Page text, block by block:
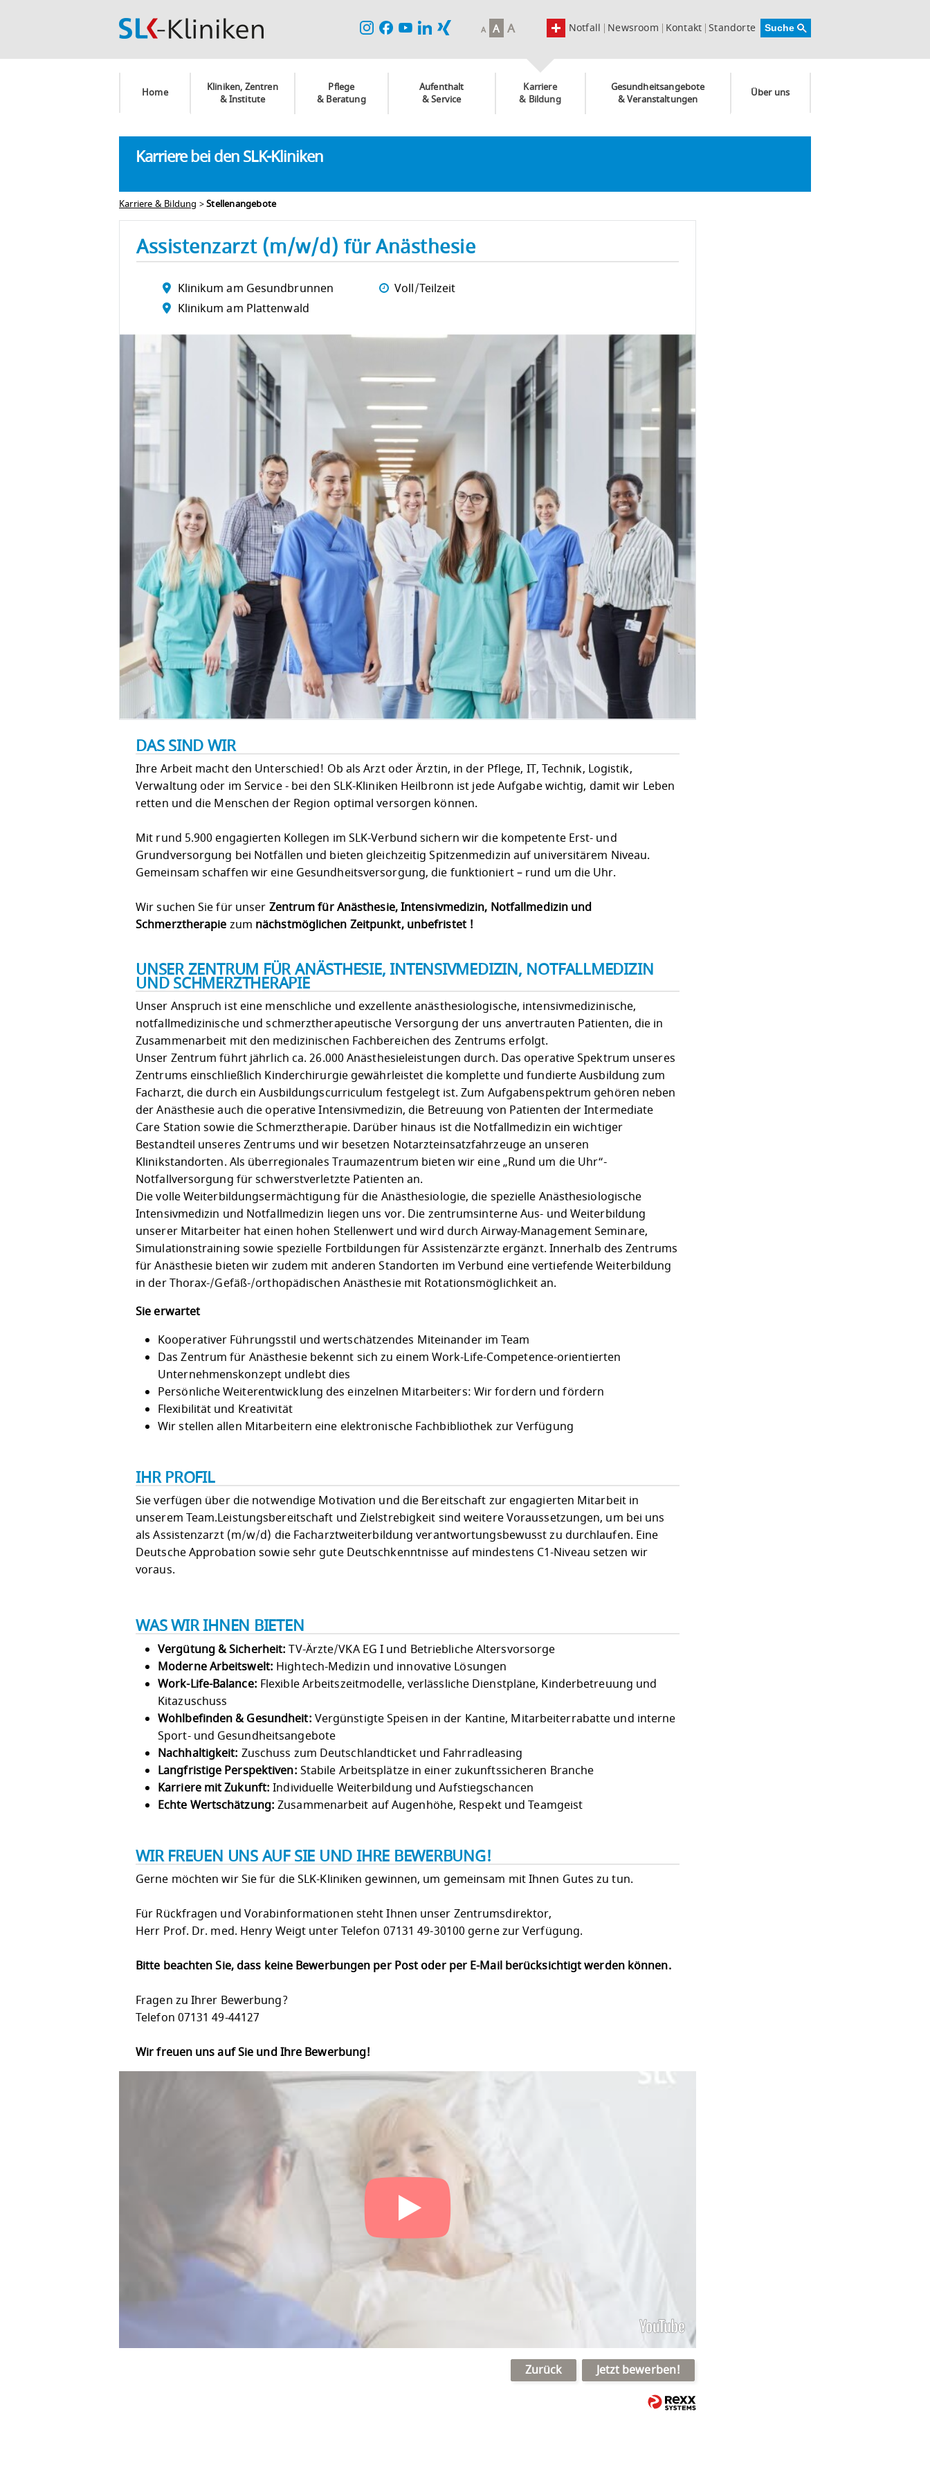
Newsroom Kontakt Standorte
Notfall
A A A
Home
Kliniken, Zentren
& Institute
Pflege
& Beratung
Aufenthalt
& Service
Karriere
& Bildung
Gesundheitsangebote
& Veranstaltungen
Über uns
Karriere bei den SLK-Kliniken
Karriere & Bildung >Stellenangebote
Assistenzarzt (m/w/d) für Anästhesie
Klinikum am Gesundbrunnen
Klinikum am Plattenwald
Voll/Teilzeit
DAS SIND WIR
Ihre Arbeit macht den Unterschied! Ob als Arzt oder Ärztin, in der Pflege, IT, Technik, Logistik,
Verwaltung oder im Service - bei den SLK-Kliniken Heilbronn ist jede Aufgabe wichtig, damit wir Leben
retten und die Menschen der Region optimal versorgen können.
Mit rund 5.900 engagierten Kollegen im SLK-Verbund sichern wir die kompetente Erst- und
Grundversorgung bei Notfällen und bieten gleichzeitig Spitzenmedizin auf universitärem Niveau.
Gemeinsam schaffen wir eine Gesundheitsversorgung, die funktioniert – rund um die Uhr.
Wir suchen Sie für unser Zentrum für Anästhesie, Intensivmedizin, Notfallmedizin und
Schmerztherapie zum nächstmöglichen Zeitpunkt, unbefristet !
UNSER ZENTRUM FÜR ANÄSTHESIE, INTENSIVMEDIZIN, NOTFALLMEDIZIN
UND SCHMERZTHERAPIE
Unser Anspruch ist eine menschliche und exzellente anästhesiologische, intensivmedizinische,
notfallmedizinische und schmerztherapeutische Versorgung der uns anvertrauten Patienten, die in
Zusammenarbeit mit den medizinischen Fachbereichen des Zentrums erfolgt.
Unser Zentrum führt jährlich ca. 26.000 Anästhesieleistungen durch. Das operative Spektrum unseres
Zentrums einschließlich Kinderchirurgie gewährleistet die komplette und fundierte Ausbildung zum
Facharzt, die durch ein Ausbildungscurriculum festgelegt ist. Zum Aufgabenspektrum gehören neben
der Anästhesie auch die operative Intensivmedizin, die Betreuung von Patienten der Intermediate
Care Station sowie die Schmerztherapie. Darüber hinaus ist die Notfallmedizin ein wichtiger
Bestandteil unseres Zentrums und wir besetzen Notarzteinsatzfahrzeuge an unseren
Klinikstandorten. Als überregionales Traumazentrum bieten wir eine „Rund um die Uhr“-
Notfallversorgung für schwerstverletzte Patienten an.
Die volle Weiterbildungsermächtigung für die Anästhesiologie, die spezielle Anästhesiologische
Intensivmedizin und Notfallmedizin liegen uns vor. Die zentrumsinterne Aus- und Weiterbildung
unserer Mitarbeiter hat einen hohen Stellenwert und wird durch Airway-Management Seminare,
Simulationstraining sowie spezielle Fortbildungen für Assistenzärzte ergänzt. Innerhalb des Zentrums
für Anästhesie bieten wir zudem mit anderen Standorten im Verbund eine vertiefende Weiterbildung
in der Thorax-/Gefäß-/orthopädischen Anästhesie mit Rotationsmöglichkeit an.
Sie erwartet
Kooperativer Führungsstil und wertschätzendes Miteinander im Team
Das Zentrum für Anästhesie bekennt sich zu einem Work-Life-Competence-orientierten
Unternehmenskonzept undlebt dies
Persönliche Weiterentwicklung des einzelnen Mitarbeiters: Wir fordern und fördern
Flexibilität und Kreativität
Wir stellen allen Mitarbeitern eine elektronische Fachbibliothek zur Verfügung
IHR PROFIL
Sie verfügen über die notwendige Motivation und die Bereitschaft zur engagierten Mitarbeit in
unserem Team.Leistungsbereitschaft und Zielstrebigkeit sind weitere Voraussetzungen, um bei uns
als Assistenzarzt (m/w/d) die Facharztweiterbildung verantwortungsbewusst zu durchlaufen. Eine
Deutsche Approbation sowie sehr gute Deutschkenntnisse auf mindestens C1-Niveau setzen wir
voraus.
WAS WIR IHNEN BIETEN
Vergütung & Sicherheit: TV-Ärzte/VKA EG I und Betriebliche Altersvorsorge
Moderne Arbeitswelt: Hightech-Medizin und innovative Lösungen
Work-Life-Balance: Flexible Arbeitszeitmodelle, verlässliche Dienstpläne, Kinderbetreuung und
Kitazuschuss
Wohlbefinden & Gesundheit: Vergünstigte Speisen in der Kantine, Mitarbeiterrabatte und interne
Sport- und Gesundheitsangebote
Nachhaltigkeit: Zuschuss zum Deutschlandticket und Fahrradleasing
Langfristige Perspektiven: Stabile Arbeitsplätze in einer zukunftssicheren Branche
Karriere mit Zukunft: Individuelle Weiterbildung und Aufstiegschancen
Echte Wertschätzung: Zusammenarbeit auf Augenhöhe, Respekt und Teamgeist
WIR FREUEN UNS AUF SIE UND IHRE BEWERBUNG!
Gerne möchten wir Sie für die SLK-Kliniken gewinnen, um gemeinsam mit Ihnen Gutes zu tun.
Für Rückfragen und Vorabinformationen steht Ihnen unser Zentrumsdirektor,
Herr Prof. Dr. med. Henry Weigt unter Telefon 07131 49-30100 gerne zur Verfügung.
Bitte beachten Sie, dass keine Bewerbungen per Post oder per E-Mail berücksichtigt werden können.
Fragen zu Ihrer Bewerbung?
Telefon 07131 49-44127
Wir freuen uns auf Sie und Ihre Bewerbung!
Zurück Jetzt bewerben!